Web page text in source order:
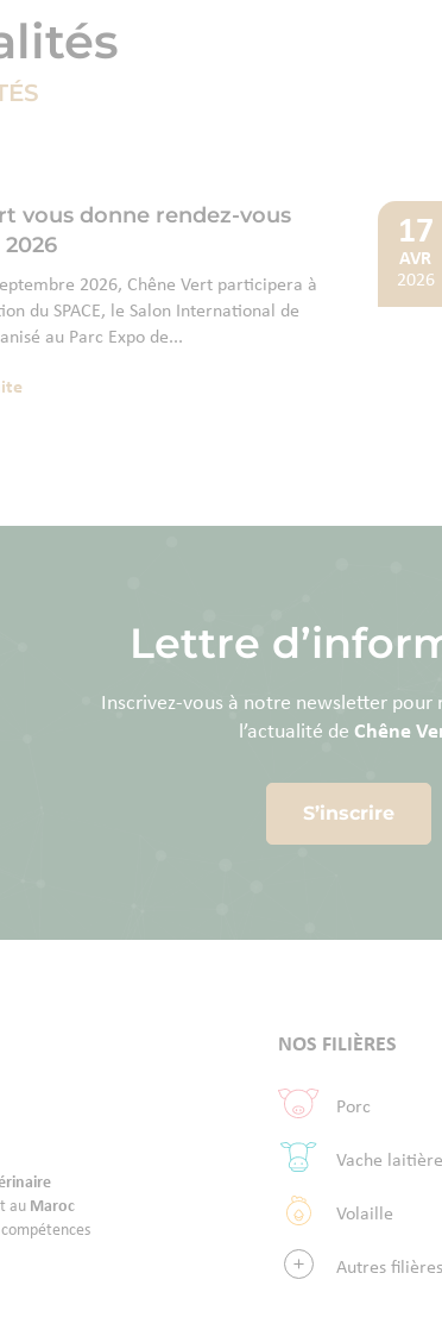
vous donne rendez-vous
2026
2026, Chêne Vert participera à
du SPACE, le Salon International de
au Parc Expo de...
17
AVR
2026
Lettre
Inscrivez-vous à notre newsletter pour
l’actualité de Chêne
S’inscrire
au Maroc
NOS FILIÈRES
Porc
Vache laitière
Volaille
Autres filières